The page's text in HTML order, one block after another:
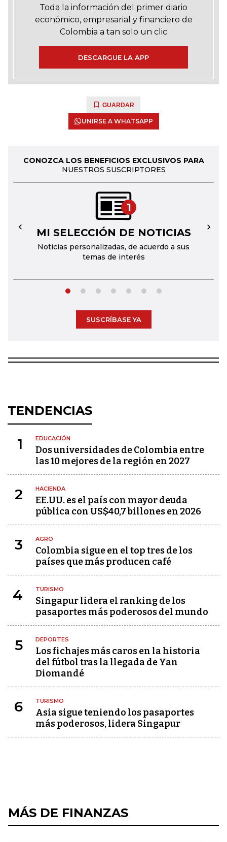
Toda la información del primer diario
económico, empresarial y financiero de
Colombia a tan solo un clic
DESCARGUE LA APP
GUARDAR
UNIRSE A WHATSAPP
CONOZCA LOS BENEFICIOS EXCLUSIVOS PARA
NUESTROS SUSCRIPTORES
1
MI SELECCIÓN DE NOTICIAS
Noticias personalizadas, de acuerdo a sus
temas de interés
← →
SUSCRÍBASE YA
TENDENCIAS
1 EDUCACIÓN
Dos universidades de Colombia entre
las 10 mejores de la región en 2027
2 HACIENDA
EE.UU. es el país con mayor deuda
pública con US$40,7 billones en 2026
3 AGRO
Colombia sigue en el top tres de los
países que más producen café
4 TURISMO
Singapur lidera el ranking de los
pasaportes más poderosos del mundo
5 DEPORTES
Los fichajes más caros en la historia
del fútbol tras la llegada de Yan
Diomandé
6 TURISMO
Asia sigue teniendo los pasaportes
más poderosos, lidera Singapur
MÁS DE FINANZAS